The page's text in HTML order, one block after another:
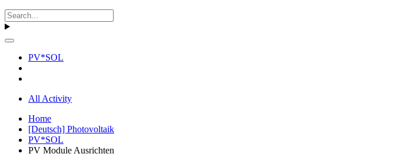
PV*SOL
All Activity
Home
[Deutsch] Photovoltaik
PV*SOL
PV Module Ausrichten